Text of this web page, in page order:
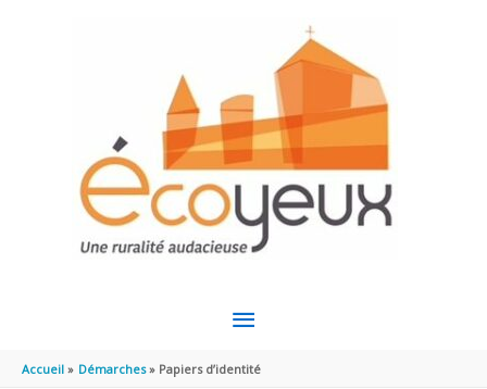
MENU
PRINCIPAL
Accueil Démarches Papiers d’identité